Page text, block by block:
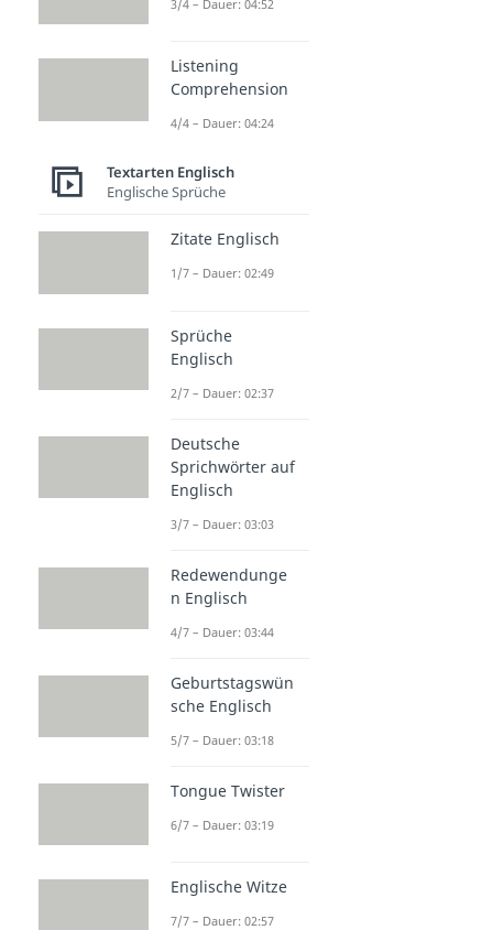
3/4 – Dauer: 04:52
Listening
Comprehension
4/4 – Dauer: 04:24
Textarten Englisch
Englische Sprüche
Zitate Englisch
1/7 – Dauer: 02:49
Sprüche
Englisch
2/7 – Dauer: 02:37
Deutsche
Sprichwörter auf
Englisch
3/7 – Dauer: 03:03
Redewendunge
n Englisch
4/7 – Dauer: 03:44
Geburtstagswün
sche Englisch
5/7 – Dauer: 03:18
Tongue Twister
6/7 – Dauer: 03:19
Englische Witze
7/7 – Dauer: 02:57